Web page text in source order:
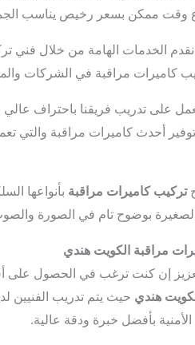
وقت ممكن بسعر رخيص يناسب
نقدم الخدمات الهامة من خلال فني
كاميرات مراقبة في الشركات
نعمل على تدريب فريقنا باحتراف
توفير أحدث كاميرات مراقبة والتي
تركيب كاميرات مراقبة بأنواعها
بوضوح تام في الصورة
مراقبة الكويت هندي
إن كنت ترغب في الحصول
هندي حيث يتم تدريب الفنيين
الأمنية بأفضل خبرة ودقة عالية.